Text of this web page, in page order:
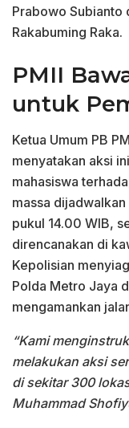
Prabowo Subianto
Rakabuming Raka.
PMII
untuk
Ketua Umum PB
menyatakan aksi
mahasiswa
massa
pukul 14.00 WIB,
direncanakan di
Kepolisian
Polda Metro Jaya
mengamankan
“Kami
melakukan aksi
di sekitar 300
Muhammad